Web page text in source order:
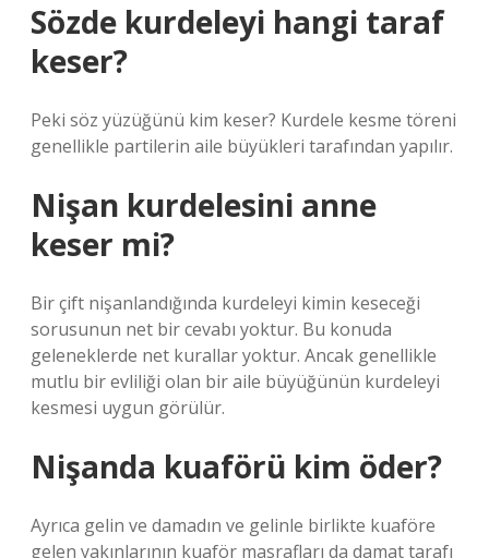
Sözde kurdeleyi hangi taraf
keser?
Peki söz yüzüğünü kim keser? Kurdele kesme töreni
genellikle partilerin aile büyükleri tarafından yapılır.
Nişan kurdelesini anne
keser mi?
Bir çift nişanlandığında kurdeleyi kimin keseceği
sorusunun net bir cevabı yoktur. Bu konuda
geleneklerde net kurallar yoktur. Ancak genellikle
mutlu bir evliliği olan bir aile büyüğünün kurdeleyi
kesmesi uygun görülür.
Nişanda kuaförü kim öder?
Ayrıca gelin ve damadın ve gelinle birlikte kuaföre
gelen yakınlarının kuaför masrafları da damat tarafı